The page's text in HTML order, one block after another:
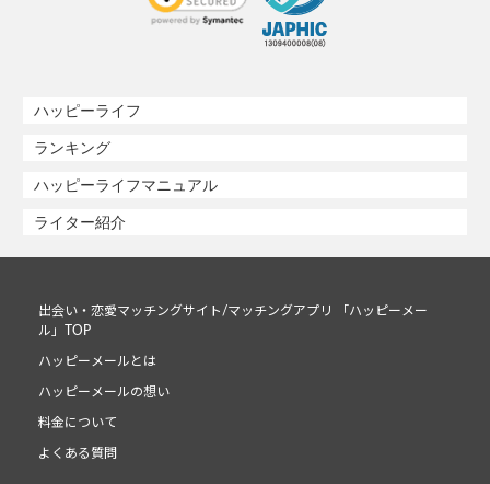
ハッピーライフ
ランキング
ハッピーライフマニュアル
ライター紹介
出会い・恋愛マッチングサイト/マッチングアプリ 「ハッピーメー
ル」TOP
ハッピーメールとは
ハッピーメールの想い
料金について
よくある質問